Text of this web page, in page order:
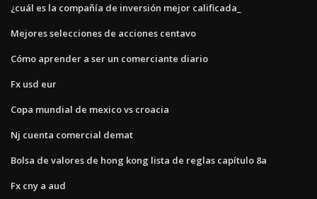
¿cuál es la compañía de inversión mejor calificada_
Mejores selecciones de acciones centavo
Cómo aprender a ser un comerciante diario
Fx usd eur
Copa mundial de mexico vs croacia
Nj cuenta comercial demat
Bolsa de valores de hong kong lista de reglas capítulo 8a
Fx cny a aud